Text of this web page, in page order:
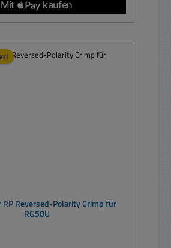
RP Reversed-Polarity Crimp für
RG58U